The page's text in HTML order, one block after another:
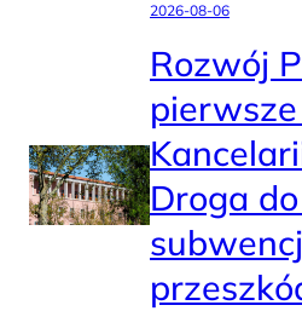
2026-08-06
Rozwój
Droga